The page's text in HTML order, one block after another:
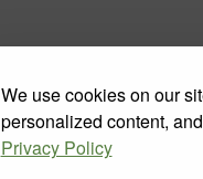
We use cookies on our
personalized content,
Privacy Policy